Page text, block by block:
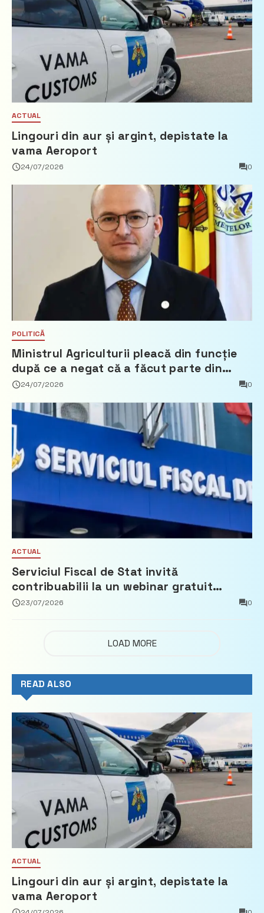
ACTUAL
Lingouri din aur și argint, depistate la
vama Aeroport
24/07/2026 0
POLITICĂ
Ministrul Agriculturii pleacă din funcție
după ce a negat că a făcut parte din
Partidul Democrat
24/07/2026 0
ACTUAL
Serviciul Fiscal de Stat invită
contribuabilii la un webinar gratuit
privind calculul impozitului pe bunurile
23/07/2026 0
LOAD MORE
READ ALSO
ACTUAL
Lingouri din aur și argint, depistate la
vama Aeroport